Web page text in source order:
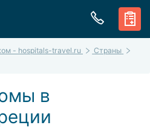
- hospitals-travel.ru
Страны
в